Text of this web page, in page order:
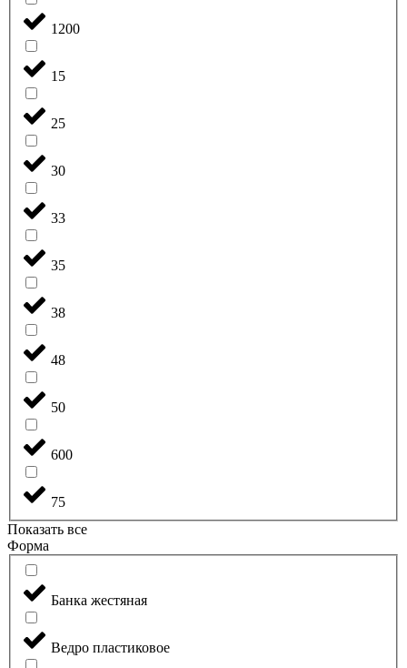
1200
15
25
30
33
35
38
48
50
600
75
Показать все
Форма
Банка жестяная
Ведро пластиковое